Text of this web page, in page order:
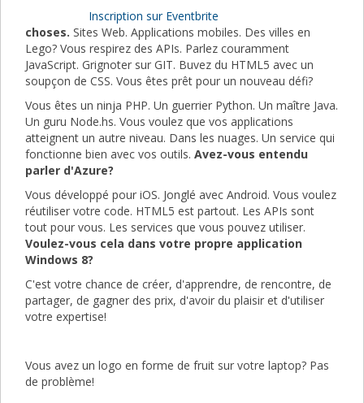
Inscription sur Eventbrite
choses. Sites Web. Applications mobiles. Des villes en
Lego? Vous respirez des APIs. Parlez couramment
JavaScript. Grignoter sur GIT. Buvez du HTML5 avec un
soupçon de CSS. Vous êtes prêt pour un nouveau défi?
Vous êtes un ninja PHP. Un guerrier Python. Un maître Java.
Un guru Node.hs. Vous voulez que vos applications
atteignent un autre niveau. Dans les nuages. Un service qui
fonctionne bien avec vos outils. Avez-vous entendu
parler d'Azure?
Vous développé pour iOS. Jonglé avec Android. Vous voulez
réutiliser votre code. HTML5 est partout. Les APIs sont
tout pour vous. Les services que vous pouvez utiliser.
Voulez-vous cela dans votre propre application
Windows 8?
C'est votre chance de créer, d'apprendre, de rencontre, de
partager, de gagner des prix, d'avoir du plaisir et d'utiliser
votre expertise!
Vous avez un logo en forme de fruit sur votre laptop? Pas
de problème!